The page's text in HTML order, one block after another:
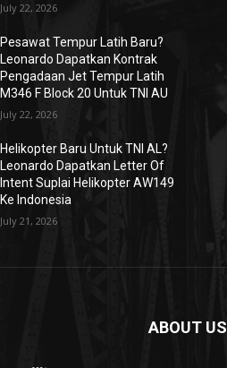
July 22, 2026
Pesawat Tempur Latih Baru?
Leonardo Dapatkan Kontrak
Pengadaan Jet Tempur Latih
M346 F Block 20 Untuk TNI AU
July 22, 2026
Helikopter Baru Untuk TNI AL?
Leonardo Dapatkan Letter Of
Intent Suplai Helikopter AW149
Ke Indonesia
July 21, 2026
ABOUT US